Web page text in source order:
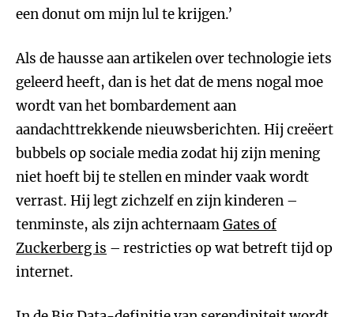
een donut om mijn lul te krijgen.’
Als de hausse aan artikelen over technologie iets
geleerd heeft, dan is het dat de mens nogal moe
wordt van het bombardement aan
aandachttrekkende nieuwsberichten. Hij creëert
bubbels op sociale media zodat hij zijn mening
niet hoeft bij te stellen en minder vaak wordt
verrast. Hij legt zichzelf en zijn kinderen –
tenminste, als zijn achternaamGates of
Zuckerberg is – restricties op wat betreft tijd op
internet.